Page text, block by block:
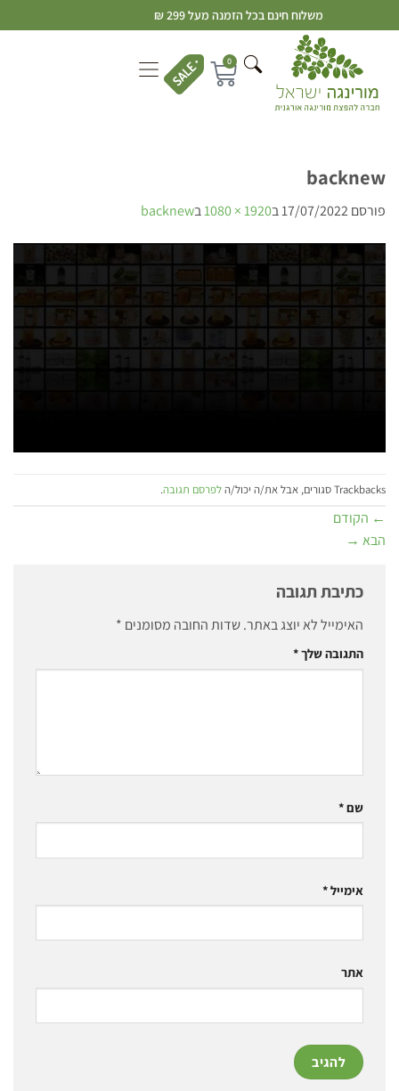
משלוח חינם בכל הזמנה מעל 299 ₪
0
backnew
פורסם17/07/2022ב1920 × 1080 בbacknew
Trackbacks סגורים, אבל את/ה יכול/ה לפרסם תגובה.
← הקודם
הבא →
כתיבת תגובה
האימייל לא יוצג באתר.שדות החובה מסומנים *
התגובה שלך*
שם*
אימייל*
אתר